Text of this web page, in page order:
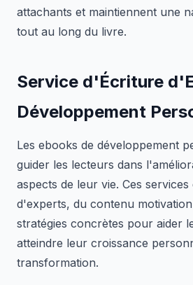
attachants et maintiennent une
tout au long du livre.
Service d'Écriture
Développement
Les ebooks de développement
guider les lecteurs dans
aspects de leur vie. Ces
d'experts, du contenu
stratégies concrètes pour aider
atteindre leur croissance
transformation.